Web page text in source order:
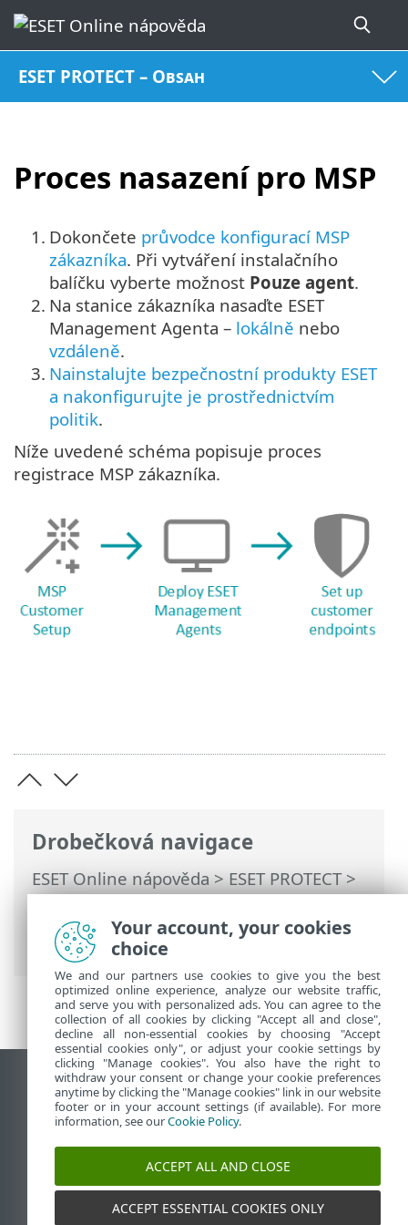
ESET PROTECT – Obsah
Proces nasazení pro MSP
Drobečková navigace
ESET Online nápověda>ESET PROTECT>
Používání ESET PROTECT>ESET PROTECT
pro poskytovatele spravovaných služeb>
Proces nasazení pro MSP
1. Dokončete průvodce konfigurací MSP
zákazníka. Při vytváření instalačního
balíčku vyberte možnost Pouze agent.
2. Na stanice zákazníka nasaďte ESET
Management Agenta – lokálně nebo
vzdáleně.
3. Nainstalujte bezpečnostní produkty ESET
a nakonfigurujte je prostřednictvím
politik.
Níže uvedené schéma popisuje proces
registrace MSP zákazníka.
Zobrazit verzi pro počítač
End of Life
ESET Databáze znalostí
ESET Status Portal
Regionální podpora
Your account, your cookies
choice
We and our partners use cookies to give you the best
optimized online experience, analyze our website traffic,
and serve you with personalized ads. You can agree to the
collection of all cookies by clicking "Accept all and close",
decline all non-essential cookies by choosing "Accept
essential cookies only", or adjust your cookie settings by
clicking "Manage cookies". You also have the right to
withdraw your consent or change your cookie preferences
anytime by clicking the "Manage cookies" link in our website
footer or in your account settings (if available). For more
information, see ourCookie Policy.
ACCEPT ALL AND CLOSE
ACCEPT ESSENTIAL COOKIES ONLY